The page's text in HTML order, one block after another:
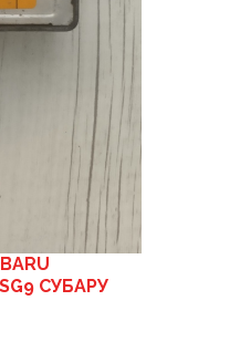
SG9 СУБАРУ